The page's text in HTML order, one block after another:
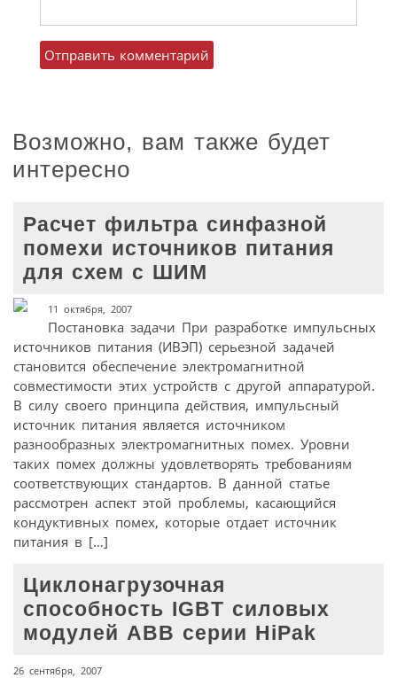
Возможно, вам также будет
интересно
Расчет фильтра синфазной
помехи источников питания
для схем с ШИМ
11 октября, 2007
Постановка задачи При разработке импульсных
источников питания (ИВЭП) серьезной задачей
становится обеспечение электромагнитной
совместимости этих устройств с другой аппаратурой.
В силу своего принципа действия, импульсный
источник питания является источником
разнообразных электромагнитных помех. Уровни
таких помех должны удовлетворять требованиям
соответствующих стандартов. В данной статье
рассмотрен аспект этой проблемы, касающийся
кондуктивных помех, которые отдает источник
питания в […]
Циклонагрузочная
способность IGBT силовых
модулей ABB серии HiPak
26 сентября, 2007